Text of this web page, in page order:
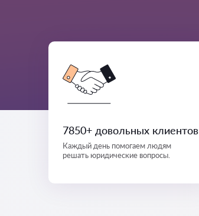
7850+ довольных клиентов
Каждый день помогаем людям
решать юридические вопросы.